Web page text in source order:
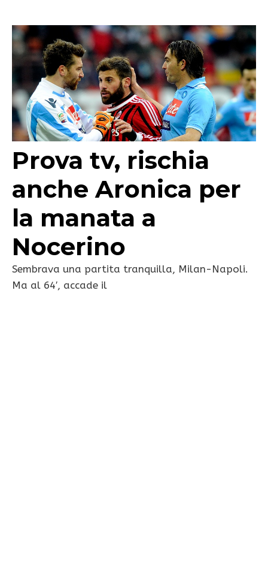
Prova tv, rischia
anche Aronica per
la manata a
Nocerino
Sembrava una partita tranquilla, Milan-Napoli.
Ma al 64′, accade il